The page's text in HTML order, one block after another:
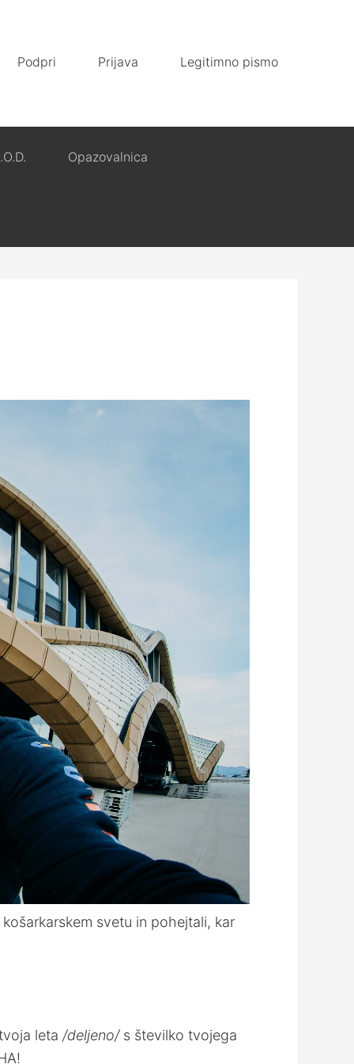
Podpri Prijava Legitimno pismo
Opazovalnica
svetu in pohejtali, kar
leta /deljeno/s številko tvojega